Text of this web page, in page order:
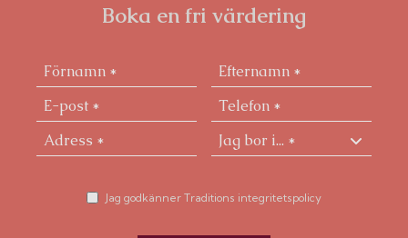
Boka en fri värdering
Jag godkänner Traditions integritetspolicy